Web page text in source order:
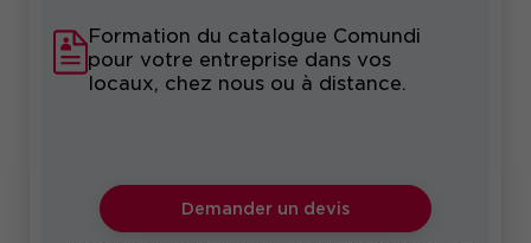
Formation du catalogue Comundi
pour votre entreprise dans vos
locaux, chez nous ou à distance.
Demander un devis